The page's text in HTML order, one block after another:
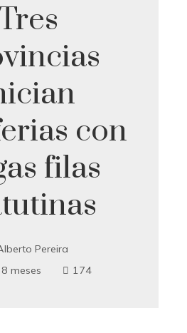
con
filas
Pereira
meses
174